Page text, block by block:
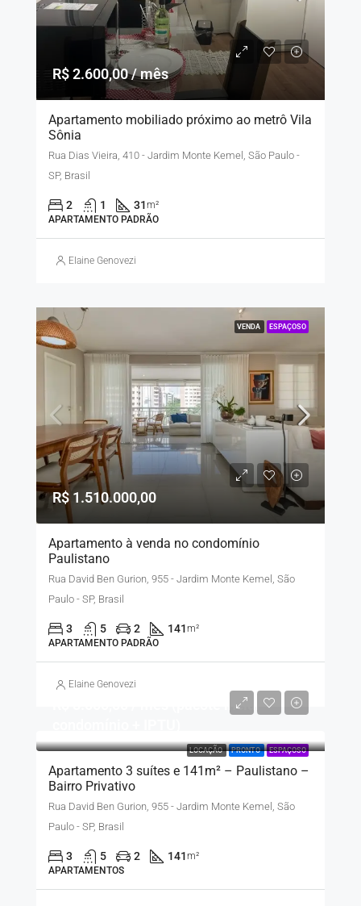
R$ 2.600,00 / mês
Apartamento mobiliado próximo ao metrô Vila
Sônia
Rua Dias Vieira, 410 - Jardim Monte Kemel, São Paulo -
SP, Brasil
2 1 31m²
APARTAMENTO PADRÃO
Elaine Genovezi
VENDA ESPAÇOSO
R$ 1.510.000,00
Apartamento à venda no condomínio
Paulistano
Rua David Ben Gurion, 955 - Jardim Monte Kemel, São
Paulo - SP, Brasil
3 5 2 141m²
APARTAMENTO PADRÃO
Elaine Genovezi
LOCAÇÃO PRONTO ESPAÇOSO
R$ 8.500,00 / mês (pacote inclui
Apartamento 3 suítes e 141m² – Paulistano –
Bairro Privativo
Rua David Ben Gurion, 955 - Jardim Monte Kemel, São
Paulo - SP, Brasil
3 5 2 141m²
APARTAMENTOS